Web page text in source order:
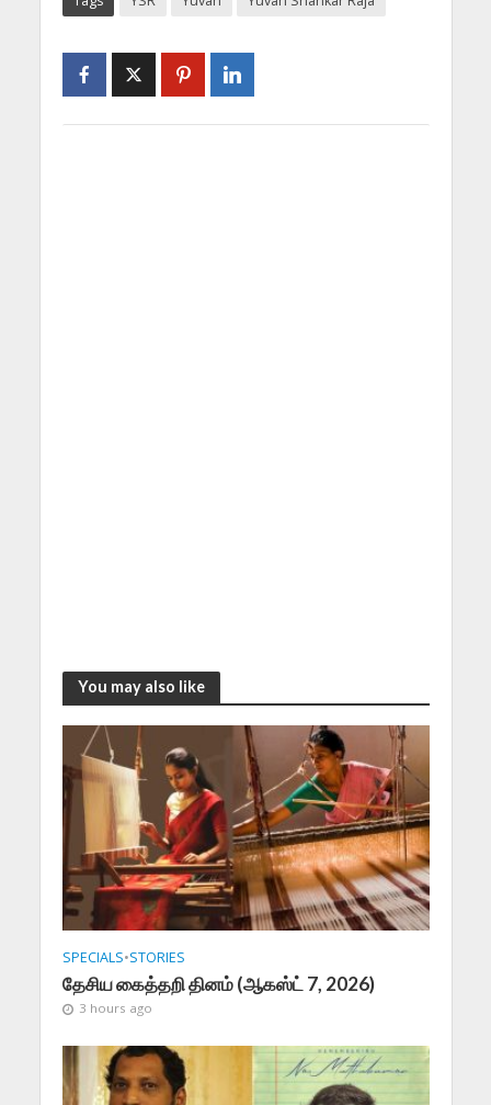
You may also like
SPECIALS•STORIES
தேசிய கைத்தறி தினம் (ஆகஸ்ட் 7, 2026)
3 hours ago